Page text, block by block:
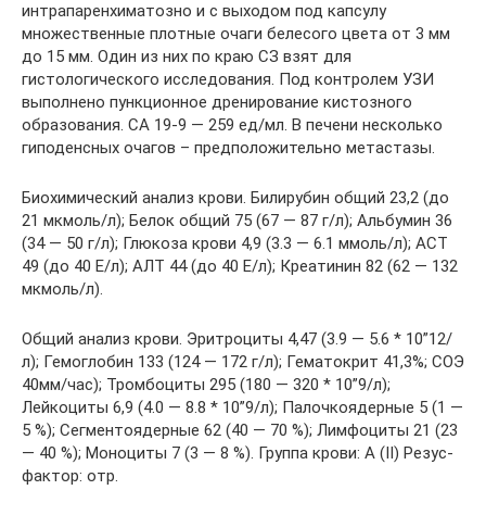
интрапаренхиматозно и с выходом под капсулу
множественные плотные очаги белесого цвета от 3 мм
до 15 мм. Один из них по краю СЗ взят для
гистологического исследования. Под контролем УЗИ
выполнено пункционное дренирование кистозного
образования. СА 19-9 — 259 ед/мл. В печени несколько
гиподенсных очагов – предположительно метастазы.
Биохимический анализ крови. Билирубин общий 23,2 (до
21 мкмоль/л); Белок общий 75 (67 — 87 г/л); Альбумин 36
(34 — 50 г/л); Глюкоза крови 4,9 (3.3 — 6.1 ммоль/л); АСТ
49 (до 40 Е/л); АЛТ 44 (до 40 Е/л); Креатинин 82 (62 — 132
мкмоль/л).
Общий анализ крови. Эритроциты 4,47 (3.9 — 5.6 * 10”12/
л); Гемоглобин 133 (124 — 172 г/л); Гематокрит 41,3%; СОЭ
40мм/час); Тромбоциты 295 (180 — 320 * 10”9/л);
Лейкоциты 6,9 (4.0 — 8.8 * 10”9/л); Палочкоядерные 5 (1 —
5 %); Сегментоядерные 62 (40 — 70 %); Лимфоциты 21 (23
— 40 %); Моноциты 7 (3 — 8 %). Группа крови: А (II) Резус-
фактор: отр.